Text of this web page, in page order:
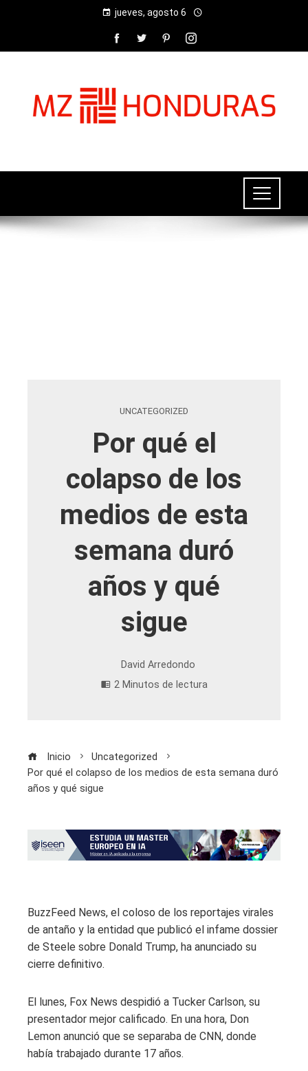
jueves, agosto 6
UNCATEGORIZED
Por qué el
colapso de los
medios de esta
semana duró
años y qué
sigue
David Arredondo
2 Minutos de lectura
Inicio
Uncategorized
Por qué el colapso de los medios de esta semana duró
años y qué sigue
BuzzFeed News, el coloso de los reportajes virales
de antaño y la entidad que publicó el infame dossier
de Steele sobre Donald Trump, ha anunciado su
cierre definitivo.
El lunes, Fox News despidió a Tucker Carlson, su
presentador mejor calificado. En una hora, Don
Lemon anunció que se separaba de CNN, donde
había trabajado durante 17 años.